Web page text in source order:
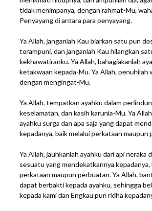
tidak menimpanya, dengan rahmat-Mu,
Penyayang di antara para penyayang.
Ya Allah, janganlah Kau biarkan satu pun
terampuni, dan janganlah Kau hilangkan
kekhawatiranku. Ya Allah, bahagiakanlah
ketakwaan kepada-Mu. Ya Allah, penuhilah
dengan mengingat-Mu.
Ya Allah, tempatkan ayahku dalam
keselamatan, dan kasih karunia-Mu. Ya
ayahku surga dan apa saja yang dapat
kepadanya, baik melalui perkataan maupun
Ya Allah, jauhkanlah ayahku dari api neraka
sesuatu yang mendekatkannya kepadanya,
perkataan maupun perbuatan. Ya Allah,
dapat berbakti kepada ayahku, sehingga
kepada kami dan Engkau pun ridha